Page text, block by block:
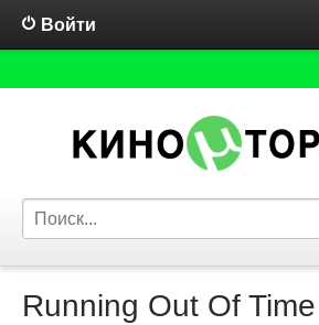
Войти
Running Out Of Time